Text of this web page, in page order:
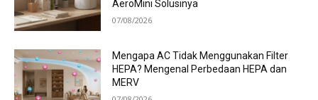
AeroMini Solusinya
07/08/2026
Mengapa AC Tidak Menggunakan Filter
HEPA? Mengenal Perbedaan HEPA dan
MERV